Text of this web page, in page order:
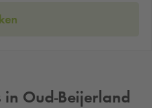
Oud-Beijerland